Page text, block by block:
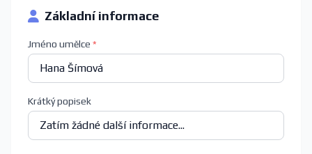
Základní informace
Jméno umělce *
Krátký popisek